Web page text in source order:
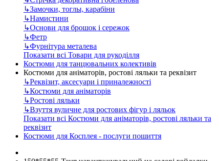
↳Замочки, тоглы, карабіни
↳Намистини
↳Основи для брошок і сережок
↳Фетр
↳Фурнітура металева
Показати всі Товари для рукоділля
Костюми для танцювальних колективів
Костюми для аніматорів, ростові ляльки та реквізит
↳Реквізит, аксесуари і приналежності
↳Костюми для аніматорів
↳Ростові ляльки
↳Взуття вуличне для ростових фігур і ляльок
Показати всі Костюми для аніматорів, ростові ляльки та
реквізит
Костюми для Косплея - послуги пошиття